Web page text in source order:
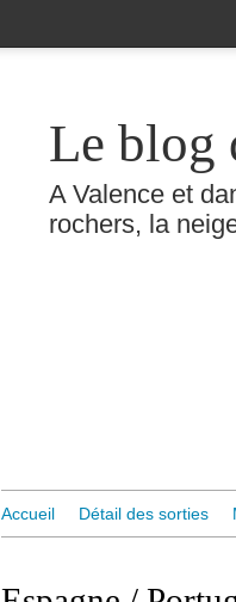
Le blog
A Valence et
rochers, la
Accueil Détail des sorties